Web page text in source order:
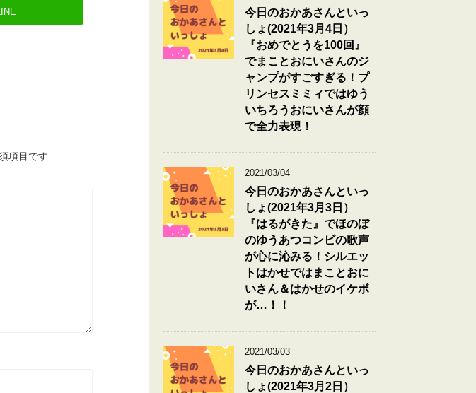
項目です
今日のおかあさんといっ
しょ(2021年3月4日）
『おめでとうを100回』
でまことおにいさんのジ
ャンプがすごすぎる！プ
リンセスミミィではゆう
いちろうおにいさんが顔
で全力表現！
2021/03/04
今日のおかあさんといっ
しょ(2021年3月3日）
『はるがきた』でほのぼ
のゆうあつコンビの歌声
が心に沁みる！シルエッ
トはかせではまことおに
いさん＆はかせのイケボ
が…！！
2021/03/03
今日のおかあさんといっ
しょ(2021年3月2日）